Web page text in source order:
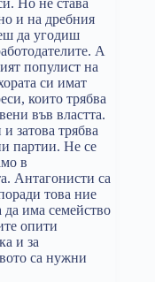
Но не става
и на дребния
да угодиш
А
популист на
си имат
които трябва
във властта.
затова трябва
партии. Не се
в
Антагонисти са
това ние
има семейство
опити
и за
са нужни